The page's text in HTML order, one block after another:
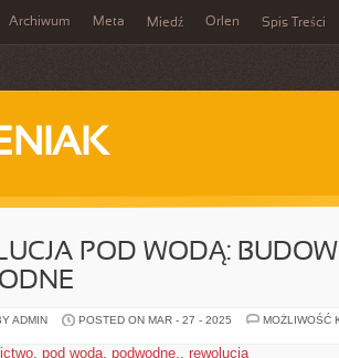
Archiwum Meta Miedź Orlen Spis Treści
POD WODĄ:
ADMIN POSTED ON MAR - 27 - 2025
MOŻLIWOŚĆ
, pod wodą, podwodne., rewolucja